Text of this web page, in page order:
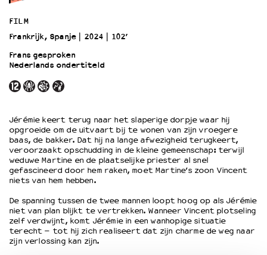
OVER LANTARENVENSTER
Werken bij
Word vriend
Partners
Huisregels
Privacyverklaring
Integriteits- en gedragscode
Duurzaamheid
Ruimte voor artistieke vrijheid – VNPF
FILM
Frankrijk, Spanje
2024
102’
Frans gesproken
Nederlands ondertiteld
Jérémie keert terug naar het slaperige dorpje waar hij
opgroeide om de uitvaart bij te wonen van zijn vroegere
baas, de bakker. Dat hij na lange afwezigheid terugkeert,
veroorzaakt opschudding in de kleine gemeenschap: terwijl
weduwe Martine en de plaatselijke priester al snel
gefascineerd door hem raken, moet Martine’s zoon Vincent
niets van hem hebben.
De spanning tussen de twee mannen loopt hoog op als Jérémie
niet van plan blijkt te vertrekken. Wanneer Vincent plotseling
zelf verdwijnt, komt Jérémie in een wanhopige situatie
terecht – tot hij zich realiseert dat zijn charme de weg naar
zijn verlossing kan zijn.